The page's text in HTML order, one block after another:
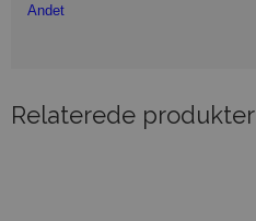
Andet
Relaterede produkter